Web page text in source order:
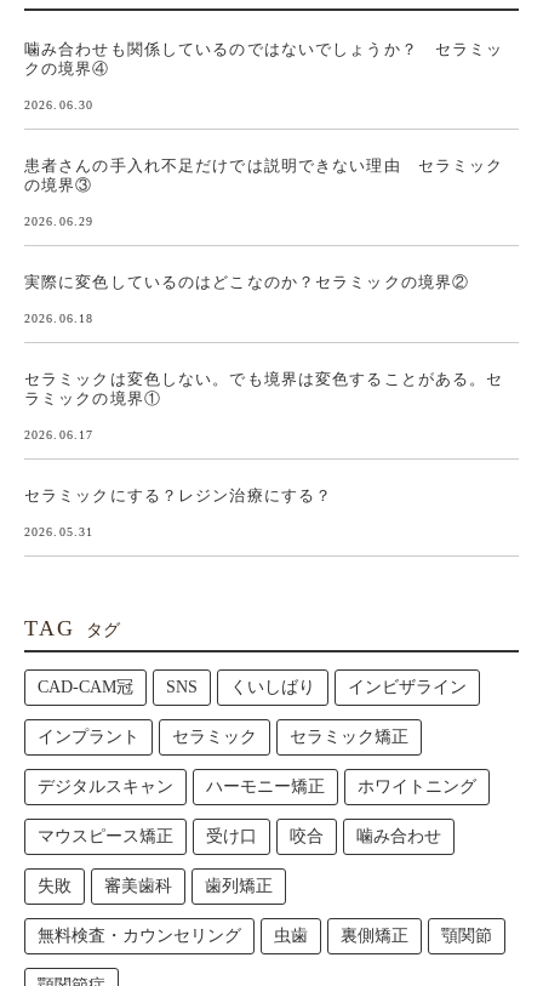
噛み合わせも関係しているのではないでしょうか？ セラミッ
クの境界④
2026.06.30
患者さんの手入れ不足だけでは説明できない理由 セラミック
の境界③
2026.06.29
実際に変色しているのはどこなのか？セラミックの境界②
2026.06.18
セラミックは変色しない。でも境界は変色することがある。セ
ラミックの境界①
2026.06.17
セラミックにする？レジン治療にする？
2026.05.31
TAG タグ
CAD-CAM冠 SNS くいしばり インビザライン
インプラント セラミック セラミック矯正
デジタルスキャン ハーモニー矯正 ホワイトニング
マウスピース矯正 受け口 咬合 噛み合わせ
失敗 審美歯科 歯列矯正
無料検査・カウンセリング 虫歯 裏側矯正 顎関節